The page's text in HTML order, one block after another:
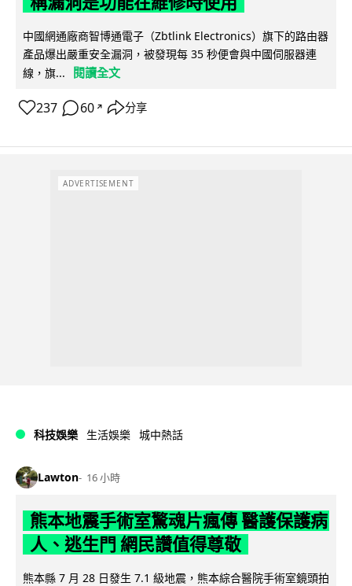
中國網通廠商智博通電子（Zbtlink Electronics）旗下的路由器
產品爆出嚴重安全漏洞，被發現每 35 秒便會與中國伺服器連
線，旗...
閱讀全文
237 60 ↗ 分享
ADVERTISEMENT
科技娛樂 生活娛樂 城中熱話
Lawton 16 小時
熊本地震手術室驚魂片瘋傳 醫護保護病
人、逃生門 網民讚值得尊敬
熊本縣 7 月 28 日發生 7.1 級地震，熊本綜合醫院手術室鏡頭拍